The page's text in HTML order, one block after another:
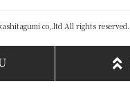
co,.ltd All rights reserved.